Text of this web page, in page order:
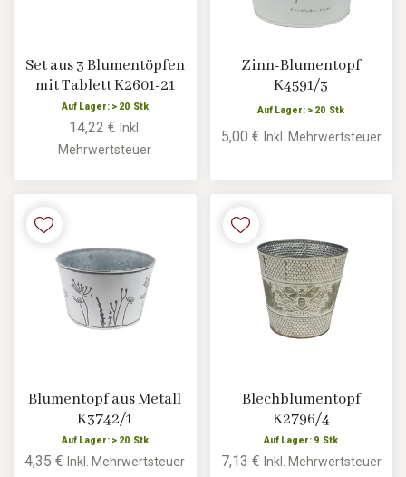
Set aus 3 Blumentöpfen
mit Tablett K2601-21
Auf Lager: > 20 Stk
14,22 € Inkl.
Mehrwertsteuer
Zinn-Blumentopf
K4591/3
Auf Lager: > 20 Stk
5,00 € Inkl. Mehrwertsteuer
Blumentopf aus Metall
K3742/1
Auf Lager: > 20 Stk
4,35 €Inkl. Mehrwertsteuer
Blechblumentopf
K2796/4
Auf Lager: 9 Stk
7,13 € Inkl. Mehrwertsteuer